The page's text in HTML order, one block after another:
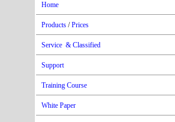
Home
Products /Prices
Service & Classified
Support
Training Course
White Paper